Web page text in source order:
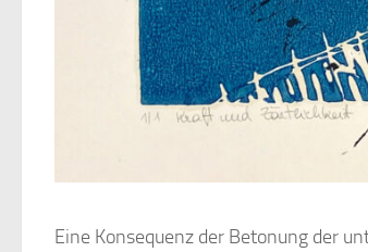
Eine Konsequenz der Betonung der